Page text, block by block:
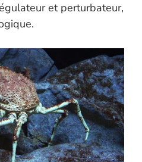
et perturbateur,